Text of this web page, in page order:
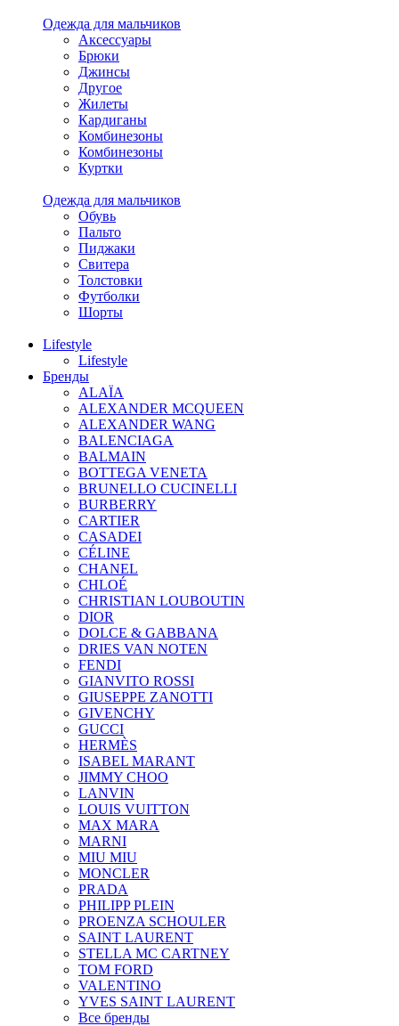
Одежда для мальчиков
Аксессуары
Брюки
Джинсы
Другое
Жилеты
Кардиганы
Комбинезоны
Комбинезоны
Куртки
Одежда для мальчиков
Обувь
Пальто
Пиджаки
Свитера
Толстовки
Футболки
Шорты
Lifestyle
Lifestyle
Бренды
ALAÏA
ALEXANDER MCQUEEN
ALEXANDER WANG
BALENCIAGA
BALMAIN
BOTTEGA VENETA
BRUNELLO CUCINELLI
BURBERRY
CARTIER
CASADEI
CÉLINE
CHANEL
CHLOÉ
CHRISTIAN LOUBOUTIN
DIOR
DOLCE & GABBANA
DRIES VAN NOTEN
FENDI
GIANVITO ROSSI
GIUSEPPE ZANOTTI
GIVENCHY
GUCCI
HERMÈS
ISABEL MARANT
JIMMY CHOO
LANVIN
LOUIS VUITTON
MAX MARA
MARNI
MIU MIU
MONCLER
PRADA
PHILIPP PLEIN
PROENZA SCHOULER
SAINT LAURENT
STELLA MC CARTNEY
TOM FORD
VALENTINO
YVES SAINT LAURENT
Все бренды